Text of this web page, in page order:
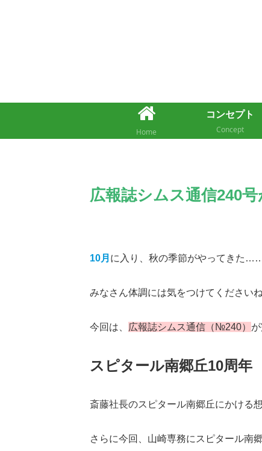
Home
コンセプト
Concept
広報誌シムス通信240
10月 に入り、秋の季節がやってきた
みなさん体調には気をつけてくださいね
今回は、 広報誌シムス通信（№240）
スピタール南郷丘10周年
斎藤社長のスピタール南郷丘にかける
さらに今回、山崎専務にスピタール南